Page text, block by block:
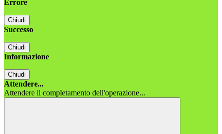
Errore
Chiudi
Successo
Chiudi
Informazione
Chiudi
Attendere...
Attendere il completamento dell'operazione...